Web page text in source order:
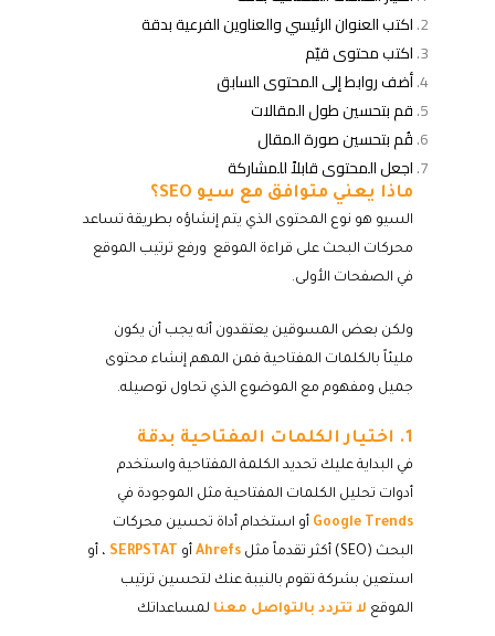
اكتب العنوان الرئيسي والعناوين الفرعية بدقة
اكتب محتوى قيّم
أضف روابط إلى المحتوى السابق
قم بتحسين طول المقالات
قُم بتحسين صورة المقال
اجعل المحتوى قابلاً للمشاركة
ماذا يعني متوافق مع سيو SEO؟
السيو هو نوع المحتوى الذي يتم إنشاؤه بطريقة تساعد
محركات البحث على قراءة الموقع ورفع ترتيب الموقع
في الصفحات الأولى.
ولكن بعض المسوقين يعتقدون أنه يجب أن يكون
مليئاً بالكلمات المفتاحية فمن المهم إنشاء محتوى
جميل ومفهوم مع الموضوع الذي تحاول توصيله.
1. اختيار الكلمات المفتاحية بدقة
في البداية عليك تحديد الكلمة المفتاحية واستخدم
أدوات تحليل الكلمات المفتاحية مثل الموجودة في
Google Trends أو استخدام أداة تحسين محركات
البحث (SEO) أكثر تقدماً مثل
Ahrefs أو SERPSTAT ، أو
استعين بشركة تقوم بالنيبة عنك لتحسين ترتيب
الموقع لا تتردد بالتواصل معنا لمساعداتك